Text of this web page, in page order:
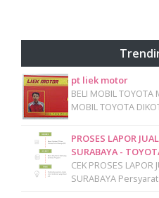
pt liek motor
BELI MOBIL TOYOTA
MOBIL TOYOTA
PROSES LAPOR
SURABAYA -
CEK PROSES LAPOR
SURABAYA